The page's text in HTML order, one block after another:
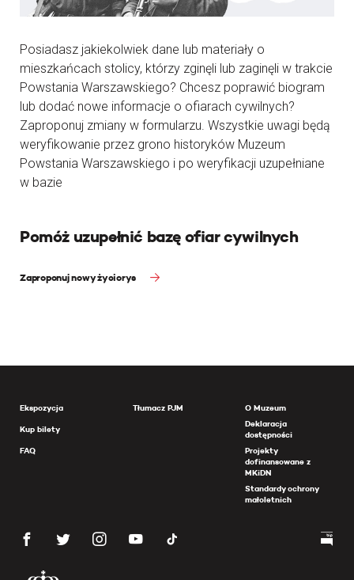
Posiadasz jakiekolwiek dane lub materiały o
mieszkańcach stolicy, którzy zginęli lub zaginęli w trakcie
Powstania Warszawskiego? Chcesz poprawić biogram
lub dodać nowe informacje o ofiarach cywilnych?
Zaproponuj zmiany w formularzu. Wszystkie uwagi będą
weryfikowanie przez grono historyków Muzeum
Powstania Warszawskiego i po weryfikacji uzupełniane
w bazie
Pomóż uzupełnić bazę ofiar cywilnych
Zaproponuj nowy życiorys
Ekspozycja
Kup bilety
FAQ
Tłumacz PJM
O Muzeum
Deklaracja
dostępności
Projekty
dofinansowane z
MKiDN
Standardy ochrony
małoletnich